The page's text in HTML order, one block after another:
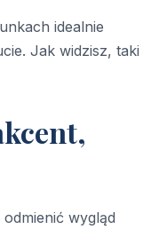
idealnie
Jak widzisz, taki
wygląd